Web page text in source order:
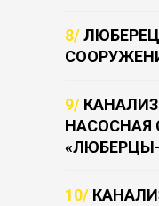
8/
9/
НАСОСНАЯ
10/